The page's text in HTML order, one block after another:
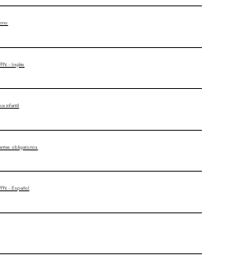
- Inglés
infantil
obligatorios
- Español